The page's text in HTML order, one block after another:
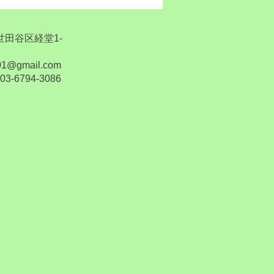
田谷区経堂1-
6794-3086